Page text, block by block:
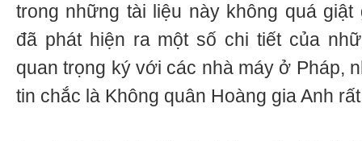
trong những tài liệu này không quá
đã phát hiện ra một số chi tiết của
quan trọng ký với các nhà máy ở Pháp,
tin chắc là Không quân Hoàng gia Anh